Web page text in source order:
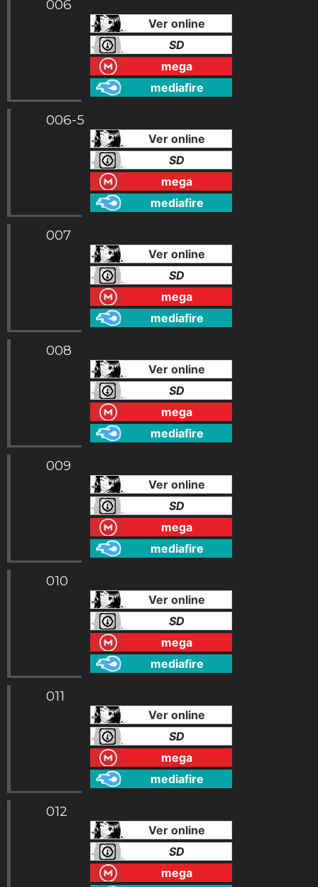
006
Ver online
SD
mega
mediafire
006-5
Ver online
SD
mega
mediafire
007
Ver online
SD
mega
mediafire
008
Ver online
SD
mega
mediafire
009
Ver online
SD
mega
mediafire
010
Ver online
SD
mega
mediafire
011
Ver online
SD
mega
mediafire
012
Ver online
SD
mega